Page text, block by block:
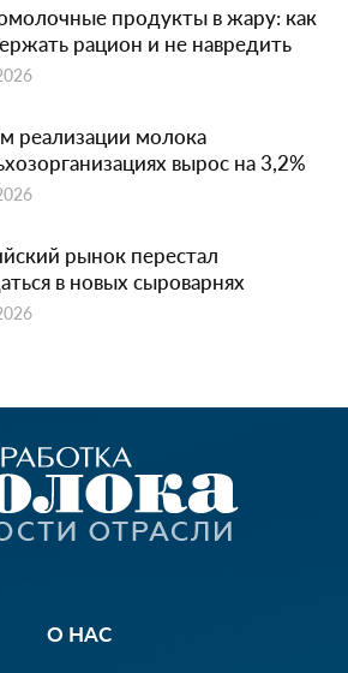
продукты в жару: как
рацион и не навредить
реализации молока
вырос на 3,2%
рынок перестал
в новых сыроварнях
О НАС